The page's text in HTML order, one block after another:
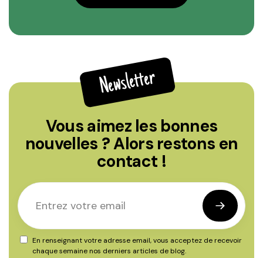
Newsletter
Vous aimez les bonnes
nouvelles ? Alors restons en
contact !
En renseignant votre adresse email, vous acceptez de recevoir
chaque semaine nos derniers articles de blog.